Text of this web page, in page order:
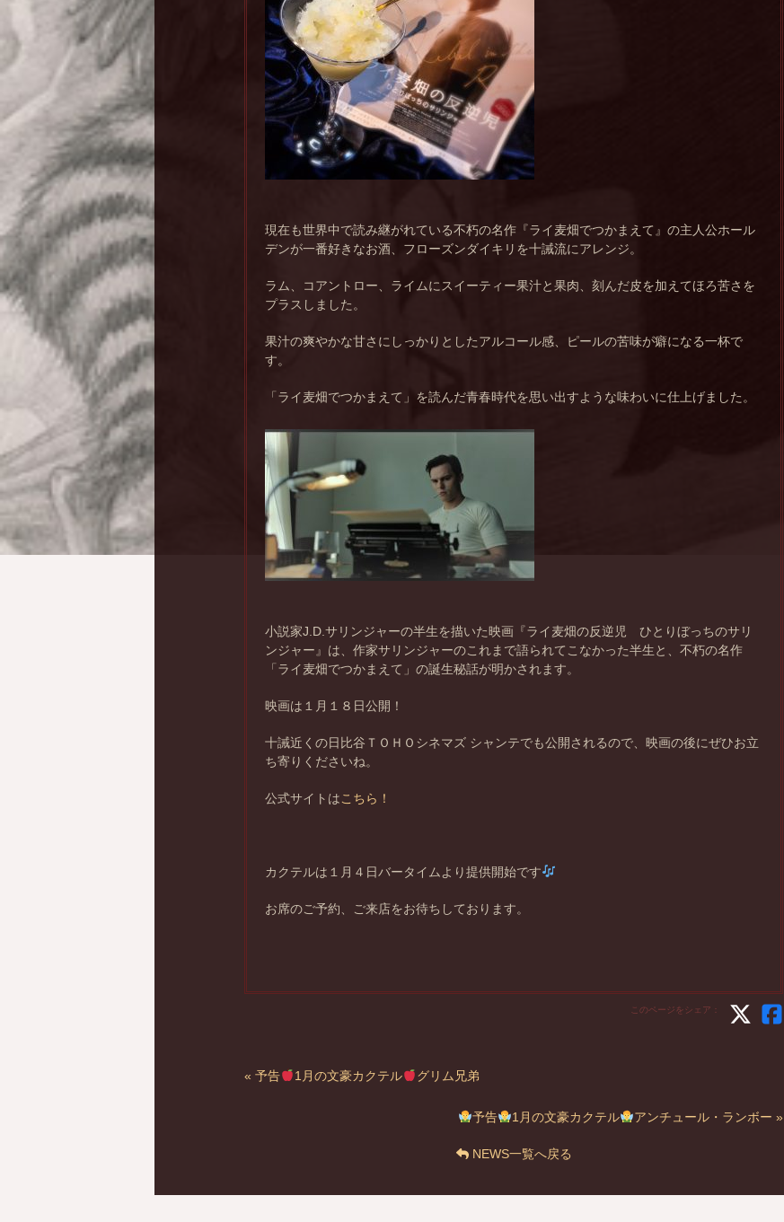
現在も世界中で読み継がれている不朽の名作『ライ麦畑でつかまえて』の主人公ホール
デンが一番好きなお酒、フローズンダイキリを十誡流にアレンジ。
ラム、コアントロー、ライムにスイーティー果汁と果肉、刻んだ皮を加えてほろ苦さを
プラスしました。
果汁の爽やかな甘さにしっかりとしたアルコール感、ピールの苦味が癖になる一杯で
す。
「ライ麦畑でつかまえて」を読んだ青春時代を思い出すような味わいに仕上げました。
小説家J.D.サリンジャーの半生を描いた映画『ライ麦畑の反逆児 ひとりぼっちのサリ
ンジャー』は、作家サリンジャーのこれまで語られてこなかった半生と、不朽の名作
「ライ麦畑でつかまえて」の誕生秘話が明かされます。
映画は１月１８日公開！
十誡近くの日比谷ＴＯＨＯシネマズ シャンテでも公開されるので、映画の後にぜひお立
ち寄りくださいね。
公式サイトはこちら！
カクテルは１月４日バータイムより提供開始です
お席のご予約、ご来店をお待ちしております。
このページをシェア：
« 予告 1月の文豪カクテル グリム兄弟
予告 1月の文豪カクテル アンチュール・ランボー »
NEWS一覧へ戻る